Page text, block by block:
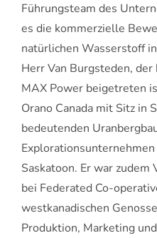
Führungsteam des
es die kommerzielle
natürlichen Wasserstoff
Herr Van Burgsteden,
MAX Power beigetreten
Orano Canada mit Sitz in
bedeutenden
Saskatoon. Er war zudem
bei Federated Co-
westkanadischen
Produktion, Marketing